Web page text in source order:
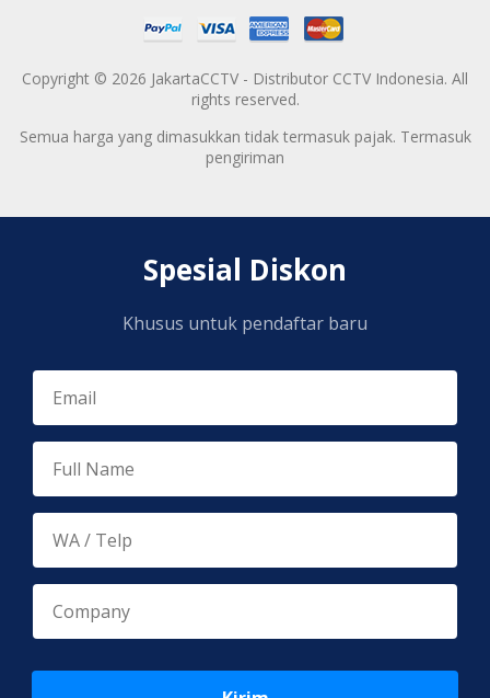
Copyright © 2026 JakartaCCTV - Distributor CCTV Indonesia. All
rights reserved.
Semua harga yang dimasukkan tidak termasuk pajak. Termasuk
pengiriman
Spesial Diskon
Khusus untuk pendaftar baru